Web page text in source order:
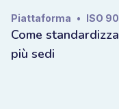
Piattaforma • ISO
Come
più sedi